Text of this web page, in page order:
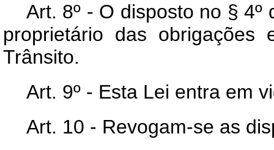
Art. 8º - O disposto no §
proprietário das obrigações
Trânsito.
Art. 9º - Esta Lei entra em
Art. 10 - Revogam-se as